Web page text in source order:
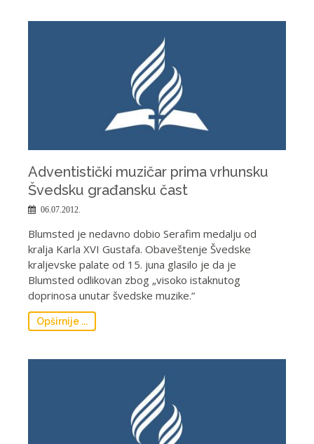
Adventistički muzičar prima vrhunsku
Švedsku građansku čast
06.07.2012.
Blumsted je nedavno dobio Serafim medalju od
kralja Karla XVI Gustafa. Obaveštenje Švedske
kraljevske palate od 15. juna glasilo je da je
Blumsted odlikovan zbog „visoko istaknutog
doprinosa unutar švedske muzike.“
Opširnije ...